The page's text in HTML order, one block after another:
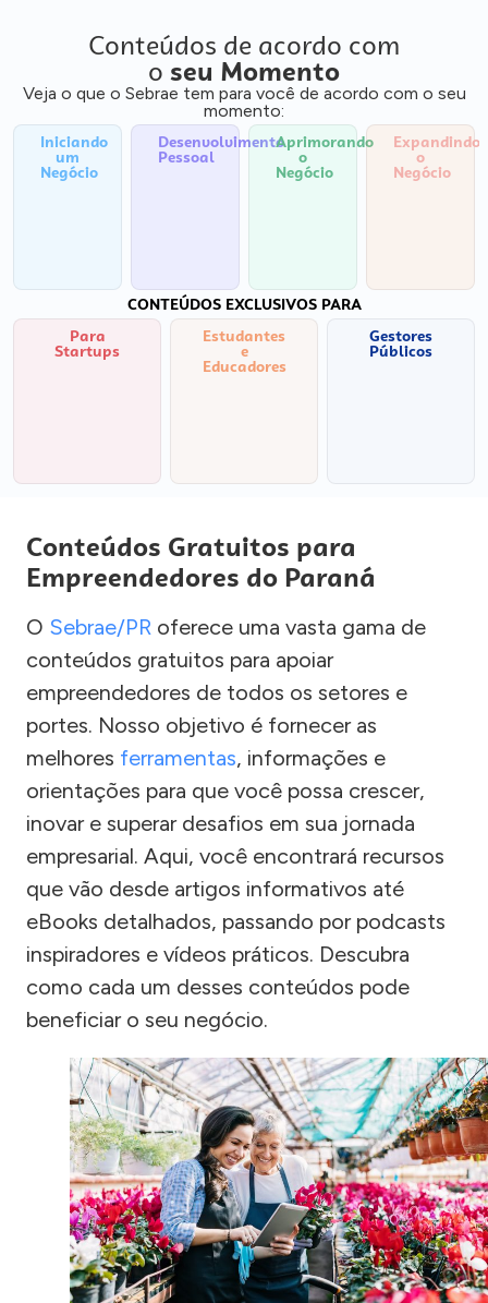
Conteúdos de acordo com
o seu Momento
Veja o que o Sebrae tem para você de acordo com o seu
momento:
Iniciando
um
Negócio
Desenvolvimento
Pessoal
Aprimorando
o
Negócio
Expandindo
o
Negócio
CONTEÚDOS EXCLUSIVOS PARA
Para
Startups
Estudantes
e
Educadores
Gestores
Públicos
Conteúdos Gratuitos para
Empreendedores do Paraná
O Sebrae/PR oferece uma vasta gama de
conteúdos gratuitos para apoiar
empreendedores de todos os setores e
portes. Nosso objetivo é fornecer as
melhores ferramentas, informações e
orientações para que você possa crescer,
inovar e superar desafios em sua jornada
empresarial. Aqui, você encontrará recursos
que vão desde artigos informativos até
eBooks detalhados, passando por podcasts
inspiradores e vídeos práticos. Descubra
como cada um desses conteúdos pode
beneficiar o seu negócio.